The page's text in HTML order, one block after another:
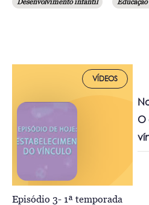
VÍDEOS
O
Episódio 3- 1ª temporada